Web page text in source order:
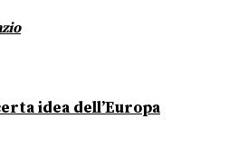
idea dell’Europa